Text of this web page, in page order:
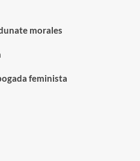
morales
feminista